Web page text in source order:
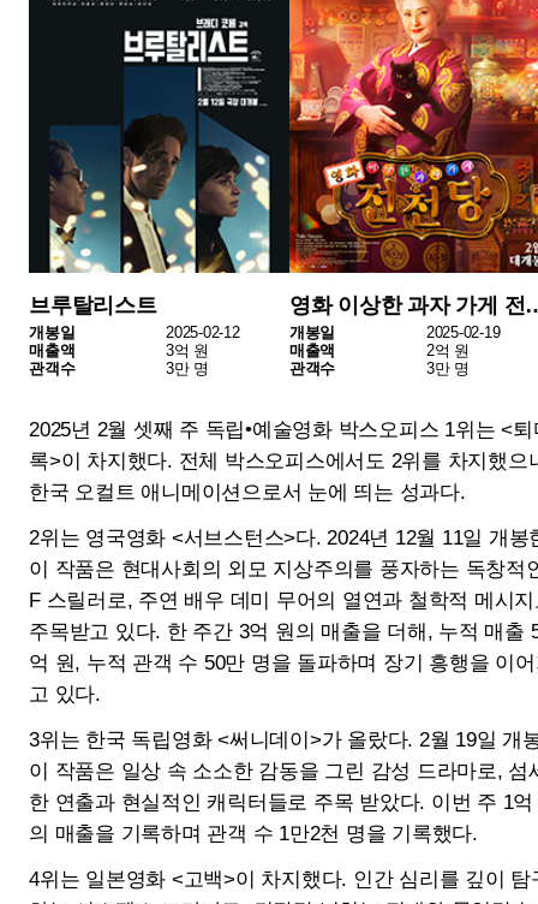
하는 서스펜스 드라마로, 긴장감 넘치는 전개와 몰입감 높은
연출이 특징이다. 한 주간 매출 2천9백만 원, 관객 수 4천 명,
누적 매출 3천3백만 원을 기록했다.
5위는 애니메이션 <꼬마 판다 팡의 아프리카 대모험>이다.
겁 없는 꼬마 판다의 아프리카 대모험을 그려 가족 관객들의
꾸준한 지지를 받고 있는 작품이다. 누적 매출 3억5천만 원,
누적 관객 수 4만3천 명을 넘어섰다.
지난 한 주 독립•예술영화 시장에서는 SF, 드라마, 오컬트, 서
스펜스 등 다양한 장르가 조화를 이루며 관객들의 선택을 받
았다. 특히 한국애니메이션 <퇴마록>이 독립예술영화 시장
에서 눈에 띄는 흥행력을 보여주었고, <서브스턴스>는 장기
흥행을 이어가며 저력을 입증했다.
독립·예술영화 흥행 TOP10은 아래와 같다.
10
퇴마록
매출액
1064백만 원
관객수
109천 명
서브스턴스
매출액
331백만 원
관객수